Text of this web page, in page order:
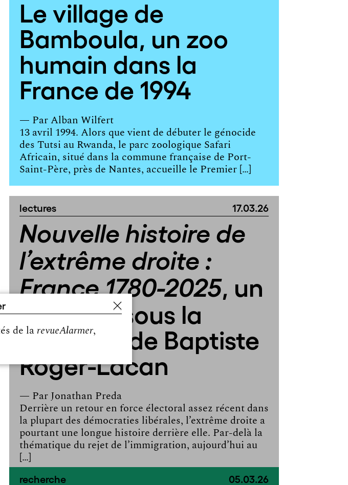
Le village de
Bamboula, un zoo
humain dans la
France de 1994
— Par Alban Wilfert
13 avril 1994. Alors que vient de débuter le génocide
des Tutsi au Rwanda, le parc zoologique Safari
Africain, situé dans la commune française de Port-
Saint-Père, près de Nantes, accueille le Premier […]
lectures 17.03.26
Nouvelle histoire de
l’extrême droite :
France 1780-2025, un
ouvrage sous la
direction de Baptiste
Roger-Lacan
— Par Jonathan Preda
Derrière un retour en force électoral assez récent dans
la plupart des démocraties libérales, l’extrême droite a
pourtant une longue histoire derrière elle. Par-delà la
thématique du rejet de l’immigration, aujourd’hui au
[…]
recherche 05.03.26
de la revueAlarmer,